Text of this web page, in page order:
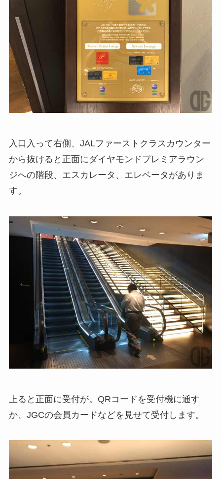
入口入って右側、JALファーストクラスカウンター
から抜けると正面にダイヤモンドプレミアラウン
ジへの階段、エスカレータ、エレベータがありま
す。
上ると正面に受付が。QRコードを受付機に通す
か、JGCの会員カードなどを見せて受付します。